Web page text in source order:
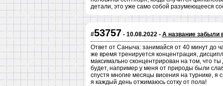
детали, это уже само собой разумеющееся
#53757 - 10.08.2022 - А название забыли
Ответ от Саныча: занимайся от 40 минут до
же время тренируется концентрация,
максимально сконцентрирован на том, что
будет, например у меня от природы были
спустя многие месяцы висения на турнике, я
я каждый день отжимаюсь сотку от пола!